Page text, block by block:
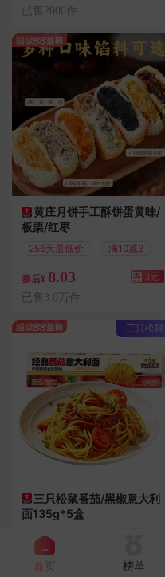
已售2000件
黄庄月饼手工酥饼蛋黄味/
板栗/红枣
256天最低价 满10减3
券后¥ 8.03 券 3元
已售3.0万件
三只松鼠
三只松鼠番茄/黑椒意大利
面135g*5盒
126天最低价
券后¥16.9 券
首页 榜单